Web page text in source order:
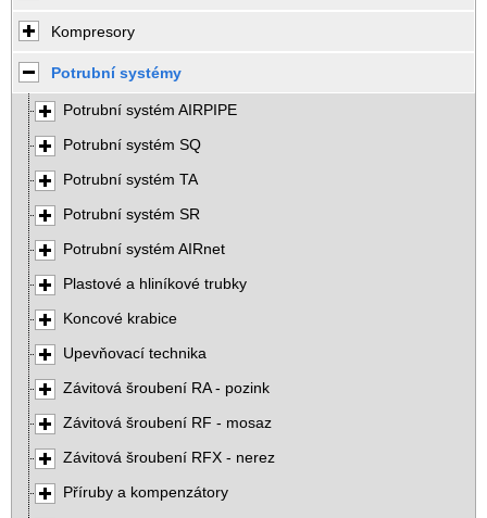
Kompresory
Potrubní systémy
Potrubní systém AIRPIPE
Potrubní systém SQ
Potrubní systém TA
Potrubní systém SR
Potrubní systém AIRnet
Plastové a hliníkové trubky
Koncové krabice
Upevňovací technika
Závitová šroubení RA - pozink
Závitová šroubení RF - mosaz
Závitová šroubení RFX - nerez
Příruby a kompenzátory